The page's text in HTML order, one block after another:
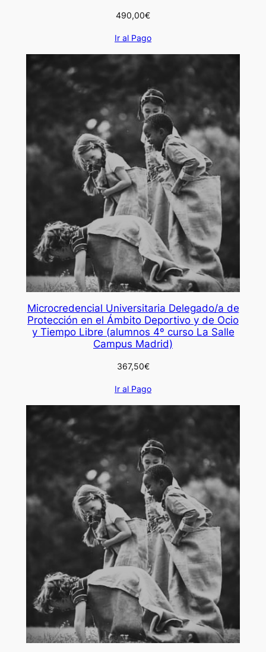
490,00€
Ir al Pago
Microcredencial Universitaria Delegado/a de
Protección en el Ámbito Deportivo y de Ocio
y Tiempo Libre (alumnos 4º curso La Salle
Campus Madrid)
367,50€
Ir al Pago